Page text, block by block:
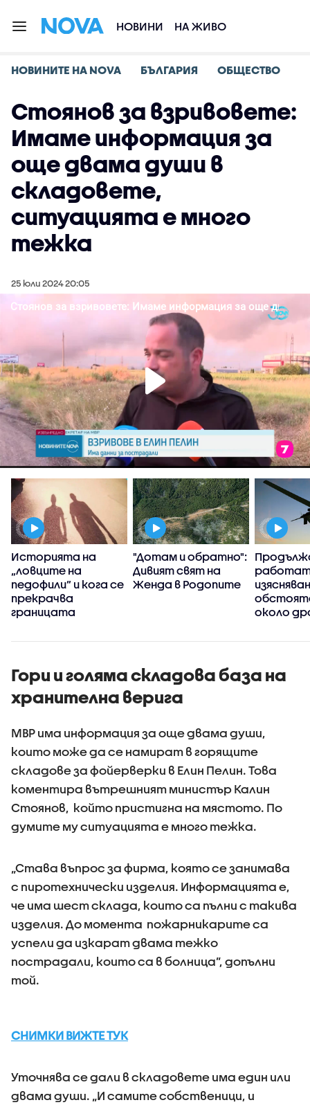
НОВИНИ НА ЖИВО
НОВИНИТЕ НА NOVA БЪЛГАРИЯ ОБЩЕСТВО
Стоянов за взривовете:
Имаме информация за
още двама души в
складовете,
ситуацията е много
тежка
25 юли 2024 20:05
Историята на
„ловците на
педофили” и кога се
прекрачва
границата
"Дотам и обратно":
Дивият свят на
Женда в Родопите
около
Гори и голяма складова база на
хранителна верига
МВР има информация за още двама души,
които може да се намират в горящите
складове за фойерверки в Елин Пелин. Това
коментира вътрешният министър Калин
Стоянов, който пристигна на мястото. По
думите му ситуацията е много тежка.
„Става въпрос за фирма, която се занимава
с пиротехнически изделия. Информацията е,
че има шест склада, които са пълни с такива
изделия. До момента пожарникарите са
успели да изкарат двама тежко
пострадали, които са в болница”, допълни
той.
СНИМКИ ВИЖТЕ ТУК
Уточнява се дали в складовете има един или
двама души. „И самите собственици, и